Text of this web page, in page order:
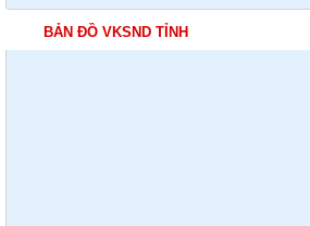
BẢN ĐỒ VKSND TỈNH